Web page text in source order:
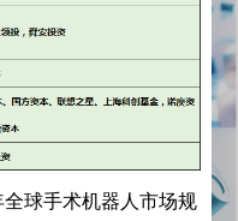
球手术机器人市场规